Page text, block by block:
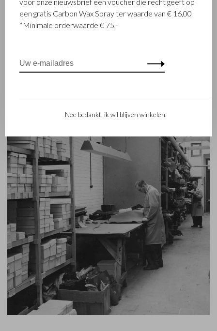
opgericht toen stikmeester Walter Castelijn en leerstanser
Marinus Beerens besloten samen leerproducten te maken.
Inmiddels staat de 3e generatie – Babette en Martijn
vakmanschap staat nog altijd hoog in het vaandel. Iets wat ook
een gratis Carbon Wax Spray ter waarde van € 16,00
*Minimale orderwaarde € 75,-
Nee bedankt, ik wil blijven winkelen.